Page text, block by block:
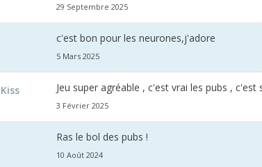
29 Septembre 2025
c'est bon pour les neurones,j'adore
5 Mars 2025
Jeu super agréable , c'est vrai les pubs , c'est
3 Février 2025
Ras le bol des pubs !
10 Août 2024